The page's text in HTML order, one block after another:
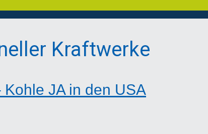
Kraftwerke
JA in den USA